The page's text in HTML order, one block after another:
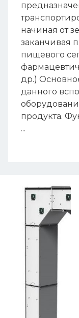
начиная от
заканчивая
пищевого
др.)
данного
продукта.
...